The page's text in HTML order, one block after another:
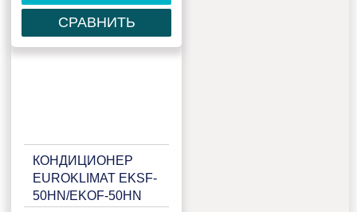
СРАВНИТЬ
КОНДИЦИОНЕР
EUROKLIMAT EKSF-
50HN/EKOF-50HN